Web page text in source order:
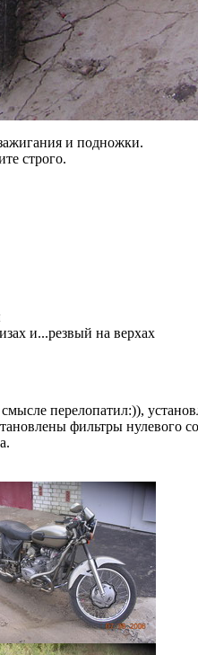
и подножки.
строго.
и...резвый на верхах
перелопатил:)),
фильтры нулевого